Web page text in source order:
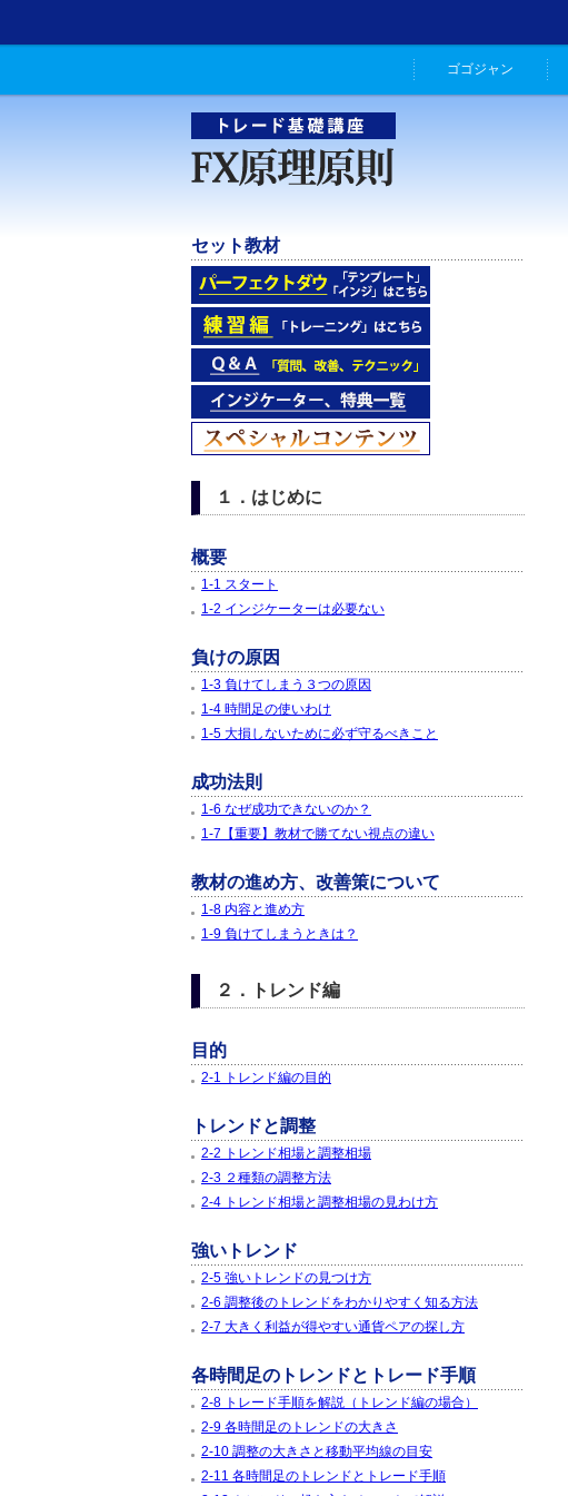
ゴゴジャン
セット教材
１．はじめに
概要
1-1 スタート
1-2 インジケーターは必要ない
負けの原因
1-3 負けてしまう３つの原因
1-4 時間足の使いわけ
1-5 大損しないために必ず守るべきこと
成功法則
1-6 なぜ成功できないのか？
1-7【重要】教材で勝てない視点の違い
教材の進め方、改善策について
1-8 内容と進め方
1-9 負けてしまうときは？
２．トレンド編
目的
2-1 トレンド編の目的
トレンドと調整
2-2 トレンド相場と調整相場
2-3 ２種類の調整方法
2-4 トレンド相場と調整相場の見わけ方
強いトレンド
2-5 強いトレンドの見つけ方
2-6 調整後のトレンドをわかりやすく知る方法
2-7 大きく利益が得やすい通貨ペアの探し方
各時間足のトレンドとトレード手順
2-8 トレード手順を解説（トレンド編の場合）
2-9 各時間足のトレンドの大きさ
2-10 調整の大きさと移動平均線の目安
2-11 各時間足のトレンドとトレード手順